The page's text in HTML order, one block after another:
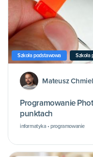
Szkoła podstawowa Szkoła
Mateusz
Programowanie
punktach
informatyka • programowanie